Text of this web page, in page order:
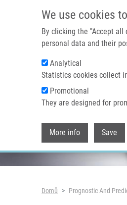
We use cookies
By clicking the "Accept all
personal data and their
Analytical
Statistics cookies collect
Promotional
They are designed for
More info Save
Header image
Drobečková
Domů Prognostic And